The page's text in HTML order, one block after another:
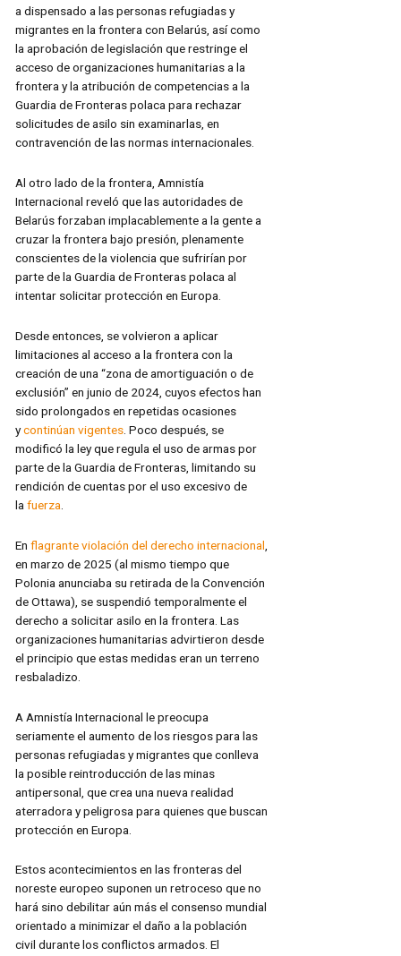
a dispensado a las personas refugiadas y
migrantes en la frontera con Belarús, así como
la aprobación de legislación que restringe el
acceso de organizaciones humanitarias a la
frontera y la atribución de competencias a la
Guardia de Fronteras polaca para rechazar
solicitudes de asilo sin examinarlas, en
contravención de las normas internacionales.
Al otro lado de la frontera, Amnistía
Internacional reveló que las autoridades de
Belarús forzaban implacablemente a la gente a
cruzar la frontera bajo presión, plenamente
conscientes de la violencia que sufrirían por
parte de la Guardia de Fronteras polaca al
intentar solicitar protección en Europa.
Desde entonces, se volvieron a aplicar
limitaciones al acceso a la frontera con la
creación de una “zona de amortiguación o de
exclusión” en junio de 2024, cuyos efectos han
sido prolongados en repetidas ocasiones
ycontinúan vigentes . Poco después, se
modificó la ley que regula el uso de armas por
parte de la Guardia de Fronteras, limitando su
rendición de cuentas por el uso excesivo de
lafuerza
Enflagrante violación del derecho internacional
en marzo de 2025 (al mismo tiempo que
Polonia anunciaba su retirada de la Convención
de Ottawa), se suspendió temporalmente el
derecho a solicitar asilo en la frontera. Las
organizaciones humanitarias advirtieron desde
el principio que estas medidas eran un terreno
resbaladizo.
A Amnistía Internacional le preocupa
seriamente el aumento de los riesgos para las
personas refugiadas y migrantes que conlleva
la posible reintroducción de las minas
antipersonal, que crea una nueva realidad
aterradora y peligrosa para quienes que buscan
protección en Europa.
Estos acontecimientos en las fronteras del
noreste europeo suponen un retroceso que no
hará sino debilitar aún más el consenso mundial
orientado a minimizar el daño a la población
civil durante los conflictos armados. El